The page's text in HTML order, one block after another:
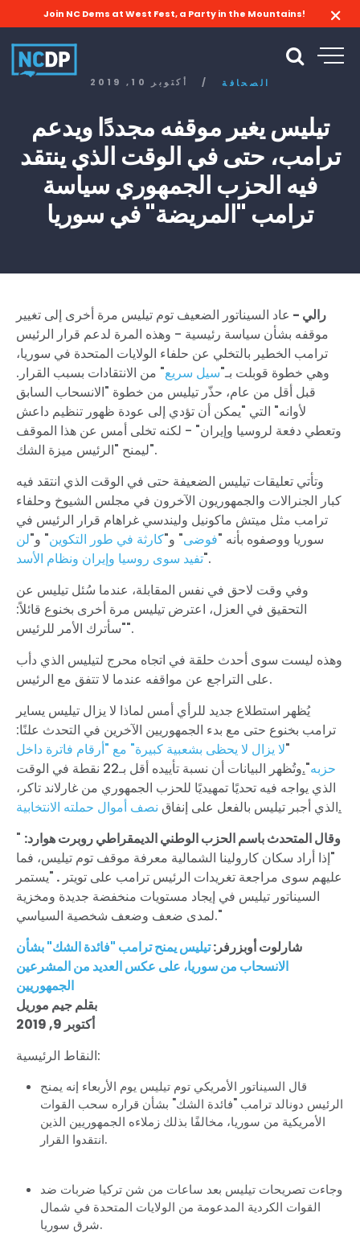
Join NC Dems at West Fest, a Party in the Mountains!
أكتوبر 10, 2019 / الصحافة
تيليس يغير موقفه مجددًا ويدعم
ترامب، حتى في الوقت الذي ينتقد
فيه الحزب الجمهوري سياسة
ترامب "المريضة" في سوريا
رالي - عاد السيناتور الضعيف توم تيليس مرة أخرى إلى تغيير
موقفه بشأن سياسة رئيسية - وهذه المرة لدعم قرار الرئيس
ترامب الخطير بالتخلي عن حلفاء الولايات المتحدة في سوريا،
وهي خطوة قوبلت بـ"سيل سريع" من الانتقادات بسبب القرار.
قبل أقل من عام، حذّر تيليس من خطوة "الانسحاب السابق
لأوانه" التي "يمكن أن تؤدي إلى عودة ظهور تنظيم داعش
وتعطي دفعة لروسيا وإيران" - لكنه تخلى أمس عن هذا الموقف
ليمنح "الرئيس ميزة الشك".
وتأتي تعليقات تيليس الضعيفة حتى في الوقت الذي انتقد فيه
كبار الجنرالات والجمهوريون الآخرون في مجلس الشيوخ وحلفاء
ترامب مثل ميتش ماكونيل وليندسي غراهام قرار الرئيس في
سوريا ووصفوه بأنه "فوضى" و"كارثة في طور التكوين" و"لن
تفيد سوى روسيا وإيران ونظام الأسد".
وفي وقت لاحق في نفس المقابلة، عندما سُئل تيليس عن
التحقيق في العزل، اعترض تيليس مرة أخرى بخنوع قائلاً:
"سأترك الأمر للرئيس".
وهذه ليست سوى أحدث حلقة في اتجاه محرج لتيليس الذي دأب
على التراجع عن مواقفه عندما لا تتفق مع الرئيس.
يُظهر استطلاع جديد للرأي أمس لماذا لا يزال تيليس يساير
ترامب بخنوع حتى مع بدء الجمهوريين الآخرين في التحدث علنًا:
"لا يزال لا يحظى بشعبية كبيرة" مع "أرقام فاترة داخل
حزبه"
.
وتُظهر البيانات أن نسبة تأييده أقل بـ22 نقطة في الوقت
الذي يواجه فيه تحديًا تمهيديًا للحزب الجمهوري من غارلاند تاكر،
الذي أجبر تيليس بالفعل على إنفاق نصف أموال حملته الانتخابية
.
" وقال المتحدث باسم الحزب الوطني الديمقراطي روبرت هوارد:
"إذا أراد سكان كارولينا الشمالية معرفة موقف توم تيليس، فما
عليهم سوى مراجعة تغريدات الرئيس ترامب على تويتر . "يستمر
السيناتور تيليس في إيجاد مستويات منخفضة جديدة ومخزية
لمدى ضعف وضعف شخصية السياسي."
شارلوت أوبزرفر:تيليس يمنح ترامب "فائدة الشك" بشأن
الانسحاب من سوريا، على عكس العديد من المشرعين
الجمهوريين
بقلم جيم موريل
أكتوبر 9, 2019
النقاط الرئيسية:
قال السيناتور الأمريكي توم تيليس يوم الأربعاء إنه يمنح
الرئيس دونالد ترامب "فائدة الشك" بشأن قراره سحب القوات
الأمريكية من سوريا، مخالفًا بذلك زملاءه الجمهوريين الذين
انتقدوا القرار.
وجاءت تصريحات تيليس بعد ساعات من شن تركيا ضربات ضد
القوات الكردية المدعومة من الولايات المتحدة في شمال
شرق سوريا.